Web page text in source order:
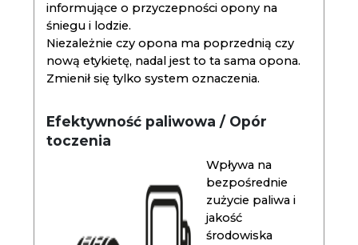
informujące o przyczepności opony na
śniegu i lodzie.
Niezależnie czy opona ma poprzednią czy
nową etykietę, nadal jest to ta sama opona.
Zmienił się tylko system oznaczenia.
Efektywność paliwowa / Opór
toczenia
Wpływa na
bezpośrednie
zużycie paliwa i
jakość
środowiska